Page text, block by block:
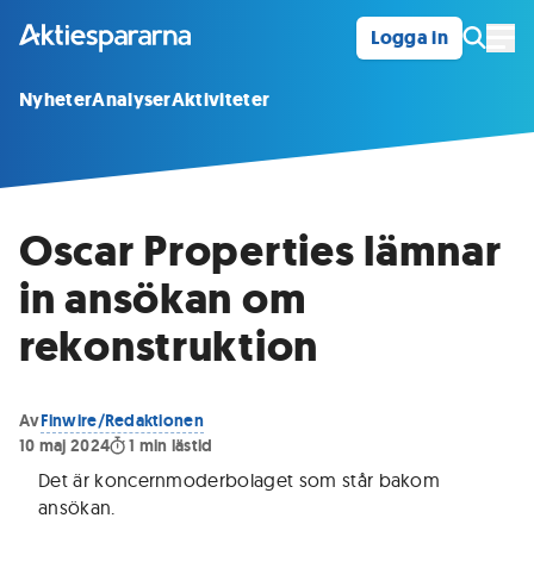
Logga in
NyheterAnalyserAktiviteter
Oscar Properties lämnar
in ansökan om
rekonstruktion
AvFinwire/Redaktionen
10 maj 2024
1 min lästid
Det är koncernmoderbolaget som står bakom
ansökan.